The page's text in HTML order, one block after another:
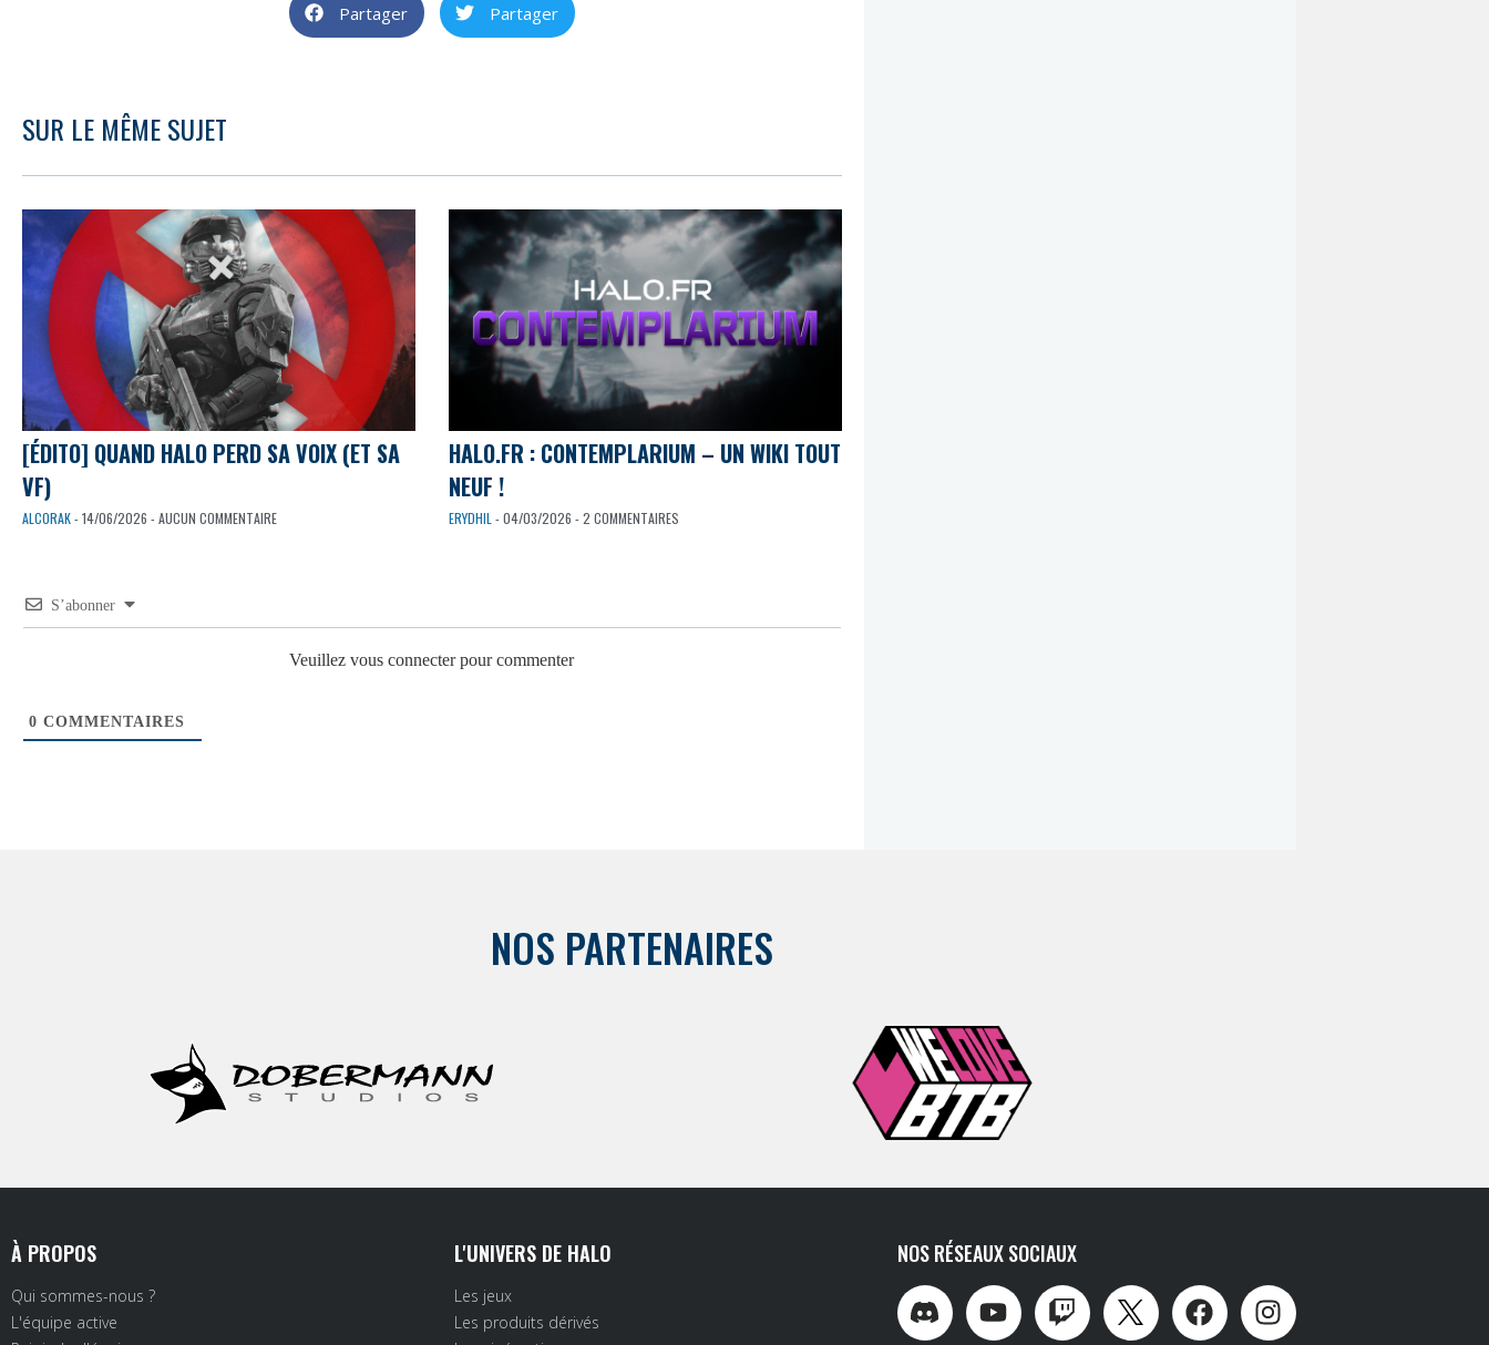
Partager Partager
SUR LE MÊME SUJET
[ÉDITO] QUAND HALO PERD SA VOIX (ET SA
VF)
ALCORAK- 14/06/2026 - AUCUN COMMENTAIRE
HALO.FR : CONTEMPLARIUM – UN WIKI TOUT
NEUF !
ERYDHIL - 04/03/2026 - 2 COMMENTAIRES
S’abonner
Veuillez vous connecter pour commenter
0 COMMENTAIRES
NOS PARTENAIRES
À PROPOS
Qui sommes-nous ?
L'équipe active
L'UNIVERS DE HALO
Les jeux
Les produits dérivés
NOS RÉSEAUX SOCIAUX